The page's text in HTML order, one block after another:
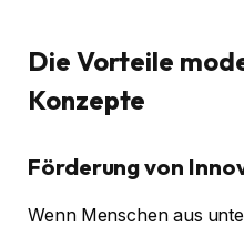
Die Vorteile
Konzepte
Förderung von
Wenn Menschen aus